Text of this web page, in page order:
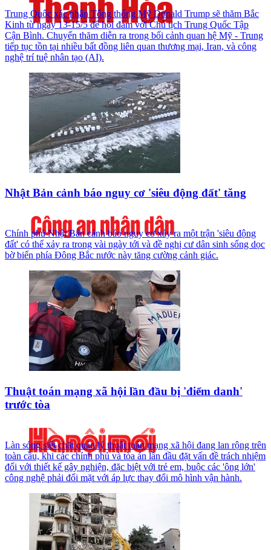
Trung Quốc xác nhận Tổng thống Mỹ Donald Trump sẽ thăm Bắc
Kinh từ ngày 13-15/5 để hội đàm với Chủ tịch Trung Quốc Tập
Cận Bình. Chuyến thăm diễn ra trong bối cảnh quan hệ Mỹ - Trung
tiếp tục tồn tại nhiều bất đồng liên quan thương mại, Iran, và công
nghệ trí tuệ nhân tạo (AI).
Nhật Bản cảnh báo nguy cơ 'siêu động đất' tăng
Chính phủ Nhật Bản cảnh báo nguy cơ xảy ra một trận 'siêu động
đất' có thể xảy ra trong vài ngày tới và đề nghị cư dân sinh sống dọc
bờ biển phía Đông Bắc nước này tăng cường cảnh giác.
Thuật toán mạng xã hội lần đầu bị 'điểm danh'
trước tòa
Làn sóng siết chặt quản lý thuật toán mạng xã hội đang lan rộng trên
toàn cầu, khi các chính phủ và tòa án lần đầu đặt vấn đề trách nhiệm
đối với thiết kế gây nghiện, đặc biệt với trẻ em, buộc các 'ông lớn'
công nghệ phải đối mặt với áp lực thay đổi mô hình vận hành.